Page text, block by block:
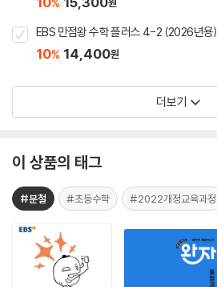
EBS 만점왕 수학 플러스 4-2 (2026년용)
10% 14,400원
더보기
이 상품의 태그
#분철 #초등수학 #2022개정교육과정